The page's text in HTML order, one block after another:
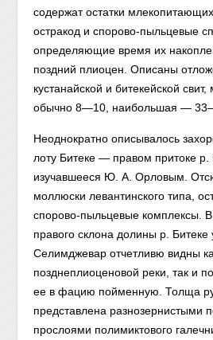
содержат остатки
остракод и спорово-пыльцевые
определяющие время их
поздний плиоцен. Описаны
кустанайской и битекейской
обычно 8—10, наибольшая —
Неоднократно описывалось
лоту Битеке — правом притоке
изучавшееся Ю. А. Орловым.
моллюски левантинского типа,
спорово-пыльцевые комплексы.
правого склона долины р. Битеке
Селимджевар отчетливю видны
позднеплиоценовой реки, так и
ее в фацию пойменную. Толща
представлена разнозернистыми
прослоями полимиктового